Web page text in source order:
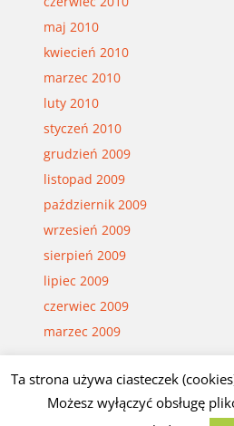
maj 2010
kwiecień 2010
marzec 2010
luty 2010
styczeń 2010
grudzień 2009
listopad 2009
październik 2009
wrzesień 2009
sierpień 2009
lipiec 2009
czerwiec 2009
marzec 2009
© Czesław Białczyński
Ta strona używa ciasteczek
Możesz wyłączyć obsługę